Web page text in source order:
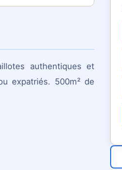
authentiques et
expatriés. 500m² de